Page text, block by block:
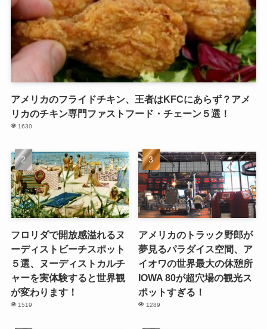
アメリカのフライドチキン、王者はKFCにあらず？アメ
リカのチキン専門ファストフード・チェーン５選！
1630
フロリダで開放感溢れるヌ
ーディストビーチスポット
５選、ヌーディストカルチ
ャーを実体験すると世界観
が変わります！
1519
アメリカのトラック野郎が
夢見るパラダイス空間、ア
イオワの世界最大の休憩所
IOWA 80が超穴場の観光ス
ポットすぎる！
1289